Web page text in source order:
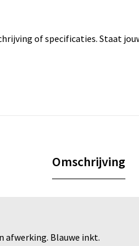
of specificaties. Staat
Omschrijving
afwerking. Blauwe inkt.